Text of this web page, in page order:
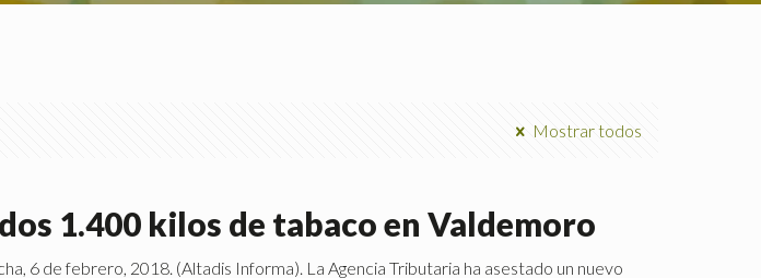
Mostrar todos
1.400 kilos de tabaco en Valdemoro
6 de febrero, 2018. (Altadis Informa). La Agencia Tributaria ha asestado un nuevo